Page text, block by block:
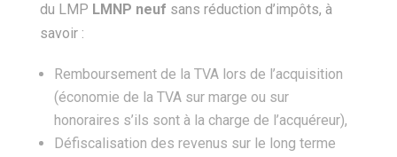
du LMP LMNP neuf sans réduction d’impôts, à
savoir :
Remboursement de la TVA lors de l’acquisition
(économie de la TVA sur marge ou sur
honoraires s’ils sont à la charge de l’acquéreur),
Défiscalisation des revenus sur le long terme